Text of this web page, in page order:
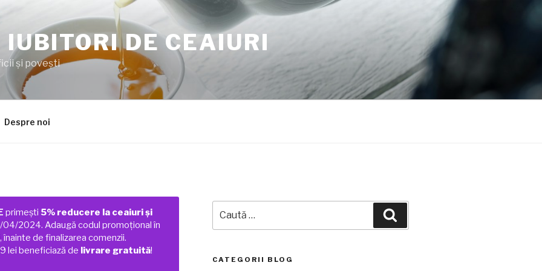
DE CEAIURI
şi poveşti
Despre noi
primești 5% reducere la ceaiuri și
04/2024. Adaugă codul promoțional în
de finalizarea comenzii.
lei beneficiază de livrare gratuită!
după:
CATEGORII BLOG